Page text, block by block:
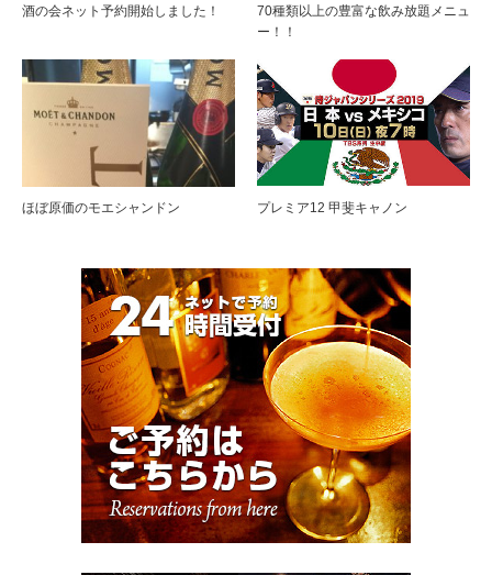
酒の会ネット予約開始しました！
70種類以上の豊富な飲み放題メニュ
ー！！
ほぼ原価のモエシャンドン プレミア12 甲斐キャノン